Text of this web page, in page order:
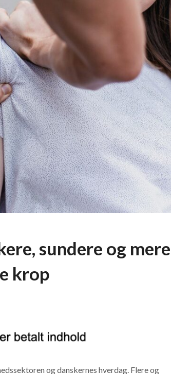
sundere og mere
krop
og danskernes hverdag. Flere og